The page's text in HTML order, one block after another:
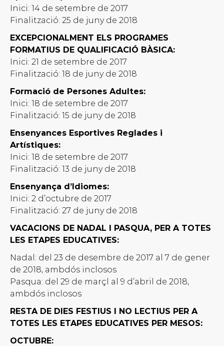
Inici: 14 de setembre de 2017
Finalització: 25 de juny de 2018
EXCEPCIONALMENT ELS PROGRAMES
FORMATIUS DE QUALIFICACIÓ BÀSICA:
Inici: 21 de setembre de 2017
Finalització: 18 de juny de 2018
Formació de Persones Adultes:
Inici: 18 de setembre de 2017
Finalització: 15 de juny de 2018
Ensenyances Esportives Reglades i
Artístiques:
Inici: 18 de setembre de 2017
Finalització: 13 de juny de 2018
Ensenyança d’Idiomes:
Inici: 2 d’octubre de 2017
Finalització: 27 de juny de 2018
VACACIONS DE NADAL I PASQUA, PER A TOTES
LES ETAPES EDUCATIVES:
Nadal: del 23 de desembre de 2017 al 7 de gener
de 2018, ambdós inclosos
Pasqua: del 29 de marçl al 9 d’abril de 2018,
ambdós inclosos
RESTA DE DIES FESTIUS I NO LECTIUS PER A
TOTES LES ETAPES EDUCATIVES PER MESOS:
OCTUBRE: